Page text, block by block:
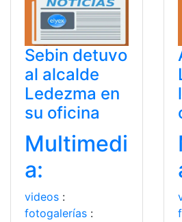
Sebin detuvo
al alcalde
Ledezma en
su oficina
Multimedi
a:
videos :
fotogalerías :